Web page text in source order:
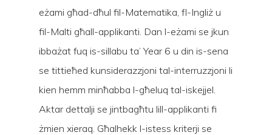
eżami għad-dħul fil-Matematika, fl-Ingliż u
fil-Malti għall-applikanti. Dan l-eżami se jkun
ibbażat fuq is-sillabu ta’ Year 6 u din is-sena
se tittieħed kunsiderazzjoni tal-interruzzjoni li
kien hemm minħabba l-għeluq tal-iskejjel.
Aktar dettalji se jintbagħtu lill-applikanti fi
żmien xieraq. Għalhekk l-istess kriterji se